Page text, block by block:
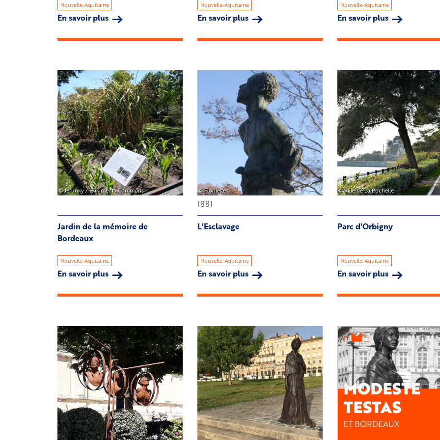
Nouvelle-Aquitaine
En savoir plus sur
Saint-
Nouvelle-Aquitaine
En savoir plus sur
Bernon
Nouvelle-Aquitaine
En savoir plus sur
Lepage
Image
© Jefunky / Wikimedia Commons
Jardin de la mémoire de
Bordeaux
Nouvelle-Aquitaine
En savoir plus sur
de
de
Bordeaux
© Florilèges
1881
L'Esclavage
Nouvelle-Aquitaine
En savoir plus sur
Image
© Ville de La Rochelle
Parc d'Orbigny
Nouvelle-Aquitaine
En savoir plus sur
d'Orbigny
Image Image Image